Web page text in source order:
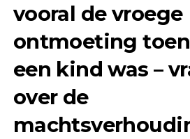
vooral de vroege
ontmoeting
een kind was –
over de